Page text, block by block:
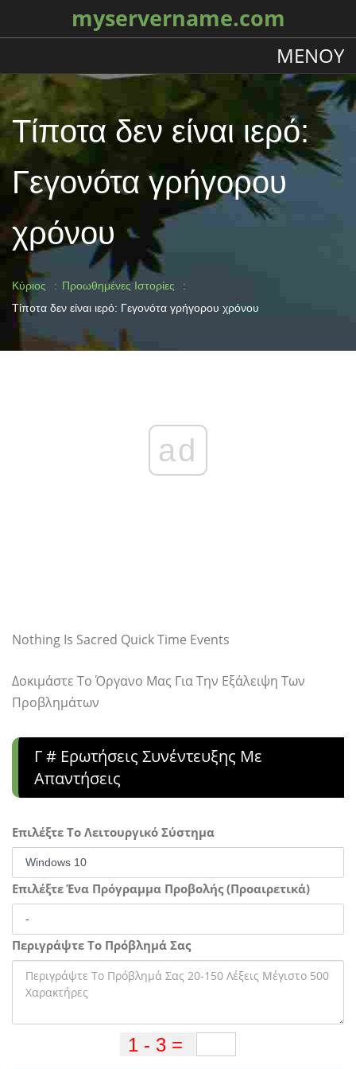
myservername.com
ΜΕΝΟΎ
Τίποτα δεν είναι ιερό:
Γεγονότα γρήγορου
χρόνου
Κύριος
Προωθημένες Ιστορίες
Τίποτα δεν είναι ιερό: Γεγονότα γρήγορου χρόνου
ad
Nothing Is Sacred Quick Time Events
Δοκιμάστε Το Όργανο Μας Για Την Εξάλειψη Των
Προβλημάτων
Γ # Ερωτήσεις Συνέντευξης Με
Απαντήσεις
Επιλέξτε Το Λειτουργικό Σύστημα
Επιλέξτε Ένα Πρόγραμμα Προβολής (Προαιρετικά)
Περιγράψτε Το Πρόβλημά Σας